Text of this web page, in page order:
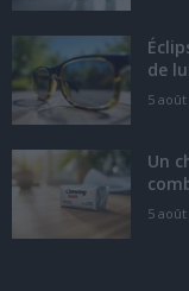
de
5 août
Un
5 août